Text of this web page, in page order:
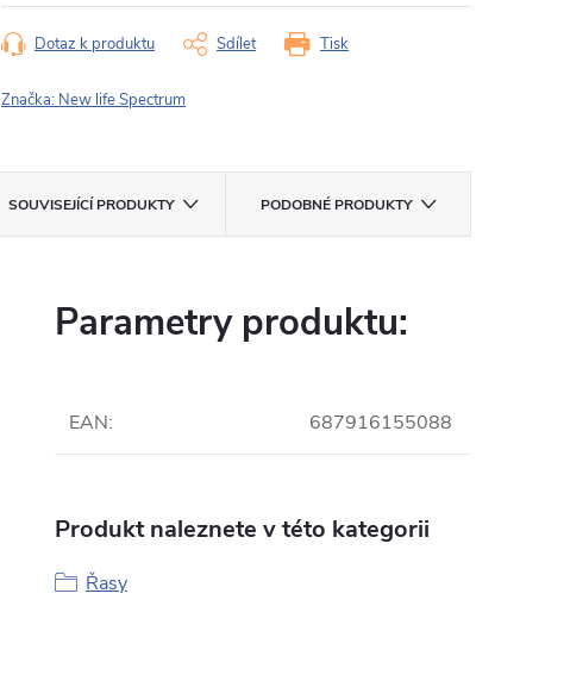
Tisk
Dotaz k produktu Sdílet
Značka: New life Spectrum
SOUVISEJÍCÍ PRODUKTY PODOBNÉ PRODUKTY
Parametry produktu:
EAN: 687916155088
Produkt naleznete v této kategorii
Řasy